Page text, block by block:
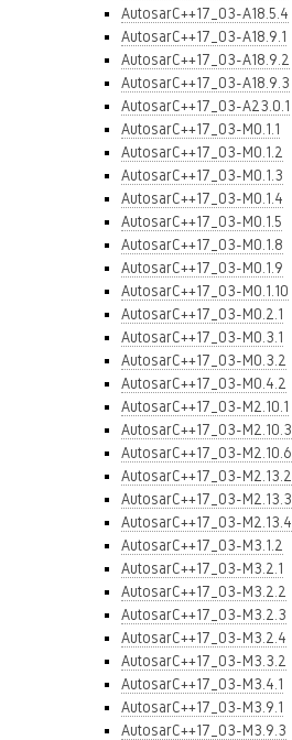
AutosarC++17_03-A18.5.4
AutosarC++17_03-A18.9.1
AutosarC++17_03-A18.9.2
AutosarC++17_03-A18.9.3
AutosarC++17_03-A23.0.1
AutosarC++17_03-M0.1.1
AutosarC++17_03-M0.1.2
AutosarC++17_03-M0.1.3
AutosarC++17_03-M0.1.4
AutosarC++17_03-M0.1.5
AutosarC++17_03-M0.1.8
AutosarC++17_03-M0.1.9
AutosarC++17_03-M0.1.10
AutosarC++17_03-M0.2.1
AutosarC++17_03-M0.3.1
AutosarC++17_03-M0.3.2
AutosarC++17_03-M0.4.2
AutosarC++17_03-M2.10.1
AutosarC++17_03-M2.10.3
AutosarC++17_03-M2.10.6
AutosarC++17_03-M2.13.2
AutosarC++17_03-M2.13.3
AutosarC++17_03-M2.13.4
AutosarC++17_03-M3.1.2
AutosarC++17_03-M3.2.1
AutosarC++17_03-M3.2.2
AutosarC++17_03-M3.2.3
AutosarC++17_03-M3.2.4
AutosarC++17_03-M3.3.2
AutosarC++17_03-M3.4.1
AutosarC++17_03-M3.9.1
AutosarC++17_03-M3.9.3